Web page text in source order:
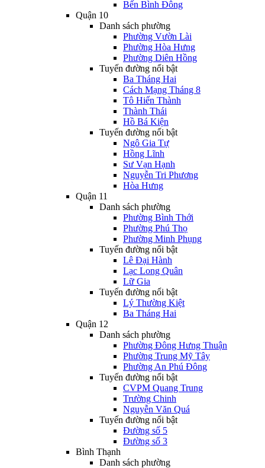
Bến Bình Đông
Quận 10
Danh sách phường
Phường Vườn Lài
Phường Hòa Hưng
Phường Diên Hồng
Tuyến đường nổi bật
Ba Tháng Hai
Cách Mạng Tháng 8
Tô Hiến Thành
Thành Thái
Hồ Bá Kiện
Tuyến đường nổi bật
Ngô Gia Tự
Hồng Lĩnh
Sư Vạn Hạnh
Nguyễn Tri Phương
Hòa Hưng
Quận 11
Danh sách phường
Phường Bình Thới
Phường Phú Thọ
Phường Minh Phụng
Tuyến đường nổi bật
Lê Đại Hành
Lạc Long Quân
Lữ Gia
Tuyến đường nổi bật
Lý Thường Kiệt
Ba Tháng Hai
Quận 12
Danh sách phường
Phường Đông Hưng Thuận
Phường Trung Mỹ Tây
Phường An Phú Đông
Tuyến đường nổi bật
CVPM Quang Trung
Trường Chinh
Nguyễn Văn Quá
Tuyến đường nổi bật
Đường số 5
Đường số 3
Bình Thạnh
Danh sách phường